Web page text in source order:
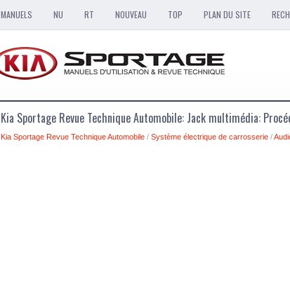
MANUELS NU RT NOUVEAU TOP PLAN DU SITE
Kia Sportage Revue Technique Automobile: Jack multimédia:
Kia Sportage Revue Technique Automobile / Système électrique de carrosserie /